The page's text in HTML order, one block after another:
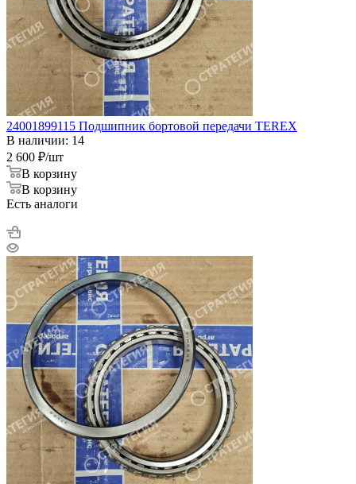
24001899115 Подшипник бортовой передачи TEREX
В наличии: 14
2 600 ₽/шт
В корзину
В корзину
Есть аналоги